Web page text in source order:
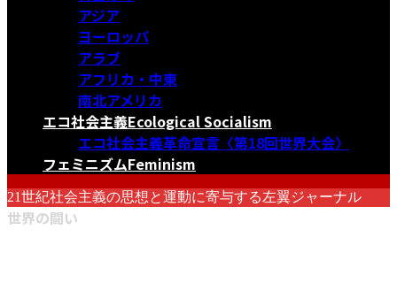
アジア
ヨーロッパ
アラブ
アフリカ・中東
南北アメリカ
エコ社会主義Ecological Socialism
エコ社会主義革命宣言〈第18回世界大会〉
フェミニズムFeminism
21世紀社会主義の思想と運動に寄与する左翼ジャーナル
世界の闘い